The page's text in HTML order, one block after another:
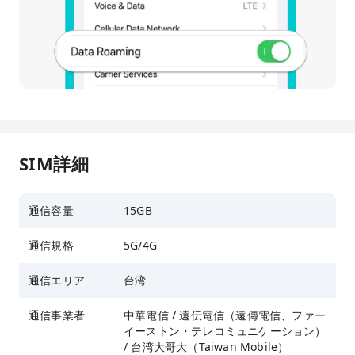
SIM詳細
通信容量 15GB
通信規格 5G/4G
通信エリア 台湾
通信事業者
中華電信 / 遠伝電信（遠傳電信、ファー
イーストン・テレコミュニケーション）
/ 台湾大哥大（Taiwan Mobile）